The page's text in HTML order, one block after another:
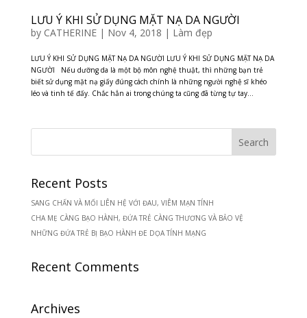
LƯU Ý KHI SỬ DỤNG MẶT NẠ DA NGƯỜI
by CATHERINE| Nov 4, 2018 | Làm đẹp
LƯU Ý KHI SỬ DỤNG MẶT NẠ DA NGƯỜI LƯU Ý KHI SỬ DỤNG MẶT NẠ DA
NGƯỜI Nếu dưỡng da là một bộ môn nghệ thuật, thì những bạn trẻ
biết sử dụng mặt nạ giấy đúng cách chính là những người nghệ sĩ khéo
léo và tinh tế đấy. Chắc hẳn ai trong chúng ta cũng đã từng tự tay...
Recent Posts
SANG CHẤN VÀ MỐI LIÊN HỆ VỚI ĐAU, VIÊM MẠN TÍNH
CHA MẸ CÀNG BẠO HÀNH, ĐỨA TRẺ CÀNG THƯƠNG VÀ BẢO VỆ
NHỮNG ĐỨA TRẺ BỊ BẠO HÀNH ĐE DỌA TÍNH MẠNG
Recent Comments
Archives